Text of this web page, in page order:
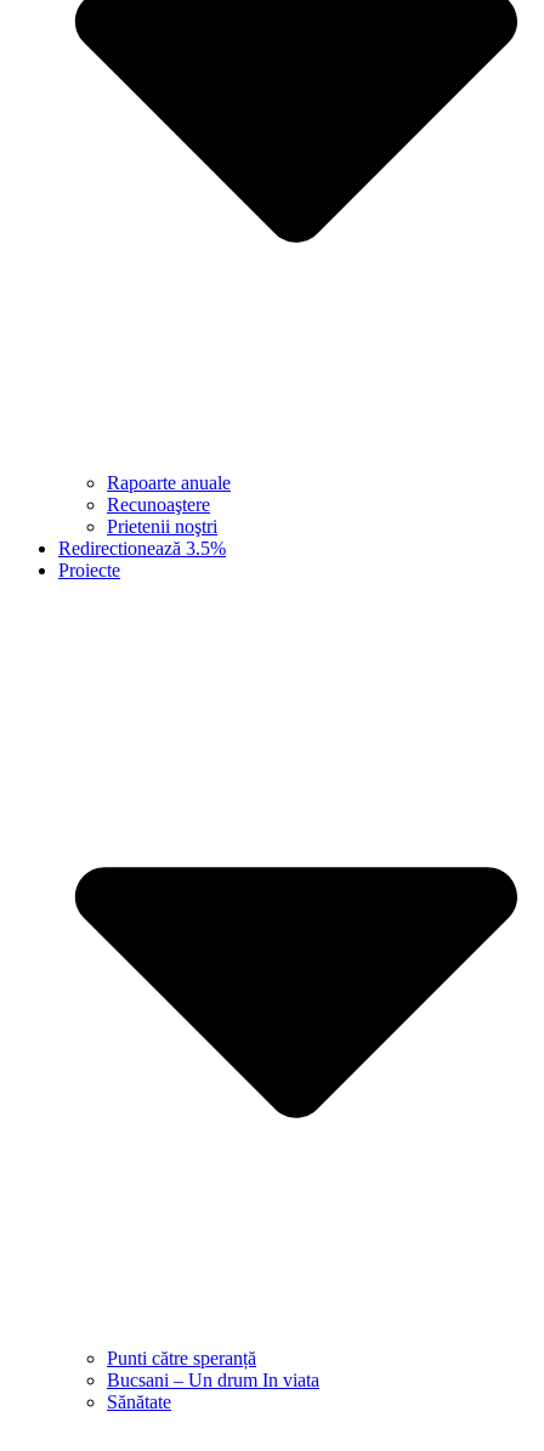
Rapoarte anuale
Recunoaştere
Prietenii noştri
Redirectionează 3.5%
Proiecte
Punti către speranță
Bucsani – Un drum In viata
Sănătate